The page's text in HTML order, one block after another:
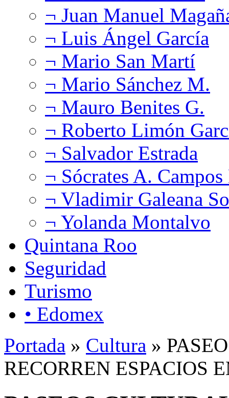
¬ Juan Manuel
¬ Luis Ángel García
¬ Mario San Martí
¬ Mario Sánchez M.
¬ Mauro Benites G.
¬ Roberto Limón
¬ Salvador Estrada
¬ Sócrates A.
¬ Vladimir Galeana
¬ Yolanda Montalvo
Quintana Roo
Seguridad
Turismo
• Edomex
Portada » Cultura »
RECORREN ESPACIOS